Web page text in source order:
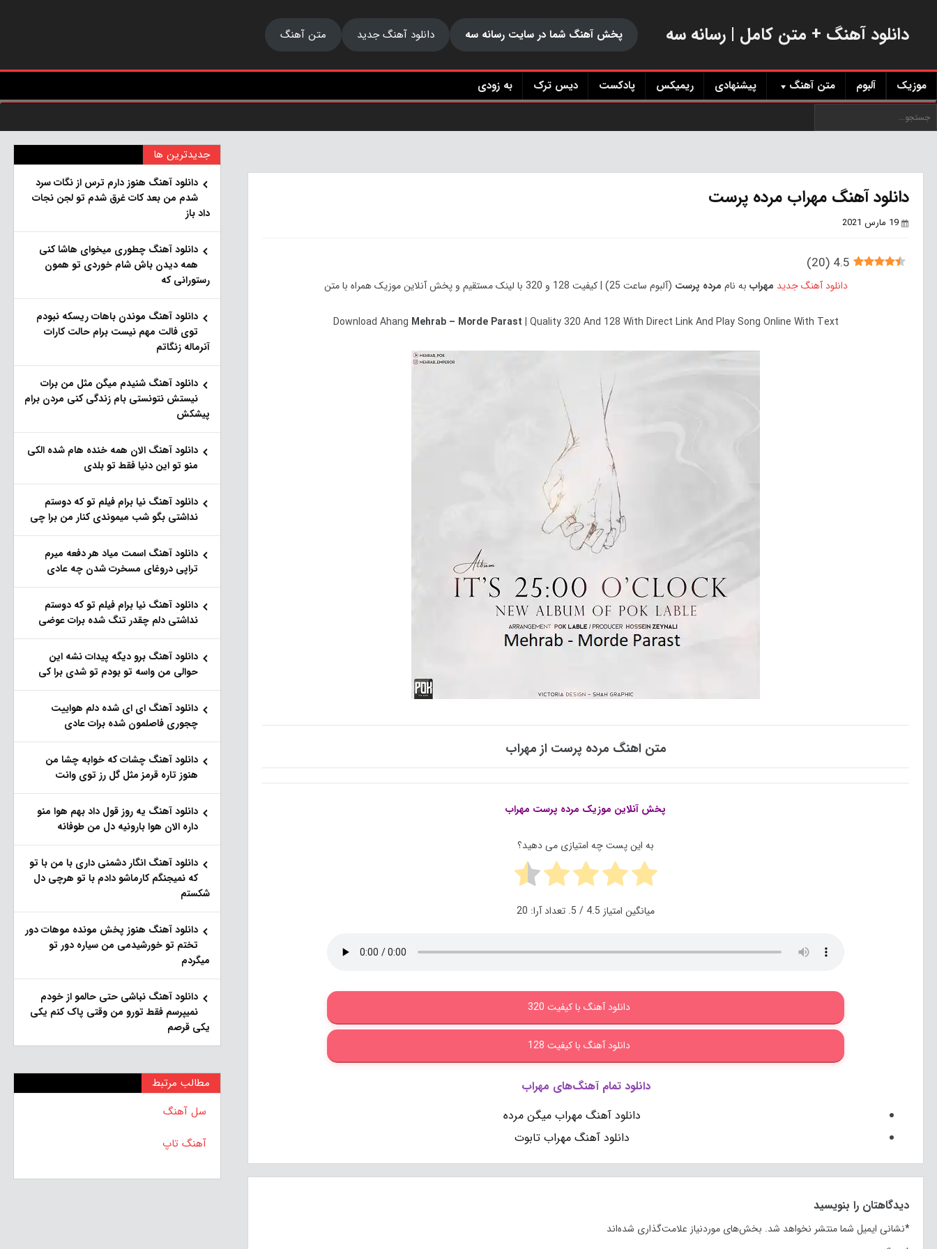
دانلود آهنگ + متن کامل | رسانه سه پخش آهنگ شما در سایت رسانه سه دانلود آهنگ جدید متن آهنگ
موزیک آلبوم متن آهنگ پیشنهادی ریمیکس پادکست دیس ترک به زودی
دانلود آهنگ مهراب مرده پرست
19 مارس 2021
4.5
(
20
)
دانلود آهنگ جدید مهراب به نام مرده پرست (آلبوم ساعت 25) | کیفیت 128 و 320 با لینک مستقیم و پخش آنلاین موزیک همراه با متن
Download Ahang Mehrab – Morde Parast | Quality 320 And 128 With Direct Link And Play Song Online With Text
متن اهنگ مرده پرست از مهراب
پخش آنلاین موزیک مرده پرست مهراب
به این پست چه امتیازی می دهید؟
میانگین امتیاز 4.5 / 5. تعداد آرا: 20
دانلود آهنگ با کیفیت 320
دانلود آهنگ با کیفیت 128
دانلود تمام آهنگ‌های مهراب
دانلود آهنگ مهراب میگن مرده
دانلود آهنگ مهراب تابوت
دیدگاهتان را بنویسید
نشانی ایمیل شما منتشر نخواهد شد. بخش‌های موردنیاز علامت‌گذاری شده‌اند
*
جدیدترین ها
دانلود آهنگ هنو‌ز دارم ترس از نگات سرد
شدم من بعد کات غرق شدم تو لجن نجات
داد باز
دانلود آهنگ چطوری میخوای هاشا کنی
همه دیدن باش شام خوردی تو همون
رستورانی که
دانلود آهنگ موندن باهات ریسکه نبودم
توی فالت مهم نیست برام حالت کارات
آنرماله زنگاتم
دانلود آهنگ شنیدم میگن مثل من برات
نیستش نتونستی بام زندگی کنی مردن برام
پیشکش
دانلود آهنگ الان همه خنده هام شده الکی
منو تو این دنیا فقط تو بلدی
دانلود آهنگ نیا برام فیلم تو‌ که دوستم
نداشتی بگو شب میموندی کنار من برا چی
دانلود آهنگ اسمت میاد هر دفعه میرم
تراپی دروغای مسخرت شدن چه عادی
دانلود آهنگ نیا برام فیلم تو‌ که دوستم
نداشتی دلم چقدر تنگ شده برات عوضی
دانلود آهنگ برو دیگه پیدات نشه این
حوالی من واسه تو‌ بودم تو شدی برا کی
دانلود آهنگ ای ای شده دلم هواییت
چجوری فاصلمون شده برات عادی
دانلود آهنگ چشات که خوابه چشا من
هنوز تاره قرمز مثل گل رز توی وانت
دانلود آهنگ یه روز قول داد بهم هوا منو
داره الان هوا بارونیه دل من طوفانه
دانلود آهنگ انگار دشمنی داری با من با تو
که نمیجنگم کارماشو دادم با تو هرچی دل
شکستم
دانلود آهنگ هنوز پخش مونده موهات دور
تختم تو خورشیدمی من سیاره دور تو
میگردم
دانلود آهنگ نباشی حتی حالمو از خودم
نمیپرسم فقط تورو من وقتی پاک کنم یکی
یکی قرصم
مطالب مرتبط
سل آهنگ
آهنگ تاپ